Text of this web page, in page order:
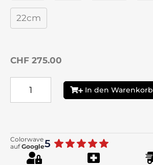
22cm
CHF 275.00
In den Warenkorb
Colorwave
aufGoogle5